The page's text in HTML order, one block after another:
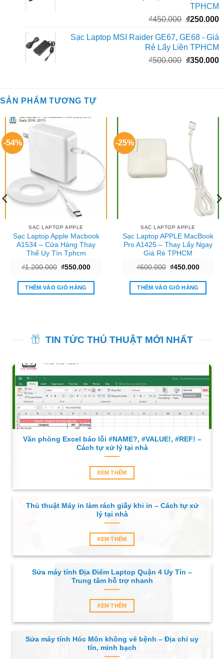
TPHCM
₫450.000 Giá
là:
₫450.000.
₫250.000
Sạc Laptop MSI Raider GE67, GE68 - Giá
Rẻ Lấy Liền TPHCM
₫500.000 Giá
₫350.000
SẢN PHẨM TƯƠNG TỰ
-54%
SẠC LAPTOP APPLE
Sạc Laptop Apple Macbook
A1534 – Cửa Hàng Thay
Thế Uy Tín Tphcm
₫1.200.000 Giá
là:
₫1.200.000.
₫550.000Giá
tại
₫550.000.
THÊM VÀO GIỎ HÀNG
-25%
SẠC LAPTOP APPLE
Sạc Laptop APPLE MacBook
Pro A1425 – Thay Lấy Ngay
Giá Rẻ TPHCM
₫600.000 Giá
là:
₫600.000.
₫450.000Giá
tại
THÊM VÀO GIỎ HÀNG
TIN TỨC THỦ THUẬT MỚI NHẤT
Văn phòng Excel báo lỗi #NAME?, #VALUE!, #REF! –
Cách tự xử lý tại nhà
XEM THÊM
Thủ thuật Máy in làm rách giấy khi in – Cách tự xử
lý tại nhà
XEM THÊM
Sửa máy tính Địa Điểm Laptop Quận 4 Uy Tín –
Trung tâm hỗ trợ nhanh
XEM THÊM
Sửa máy tính Hóc Môn không vẽ bệnh – Địa chỉ uy
tín, minh bạch